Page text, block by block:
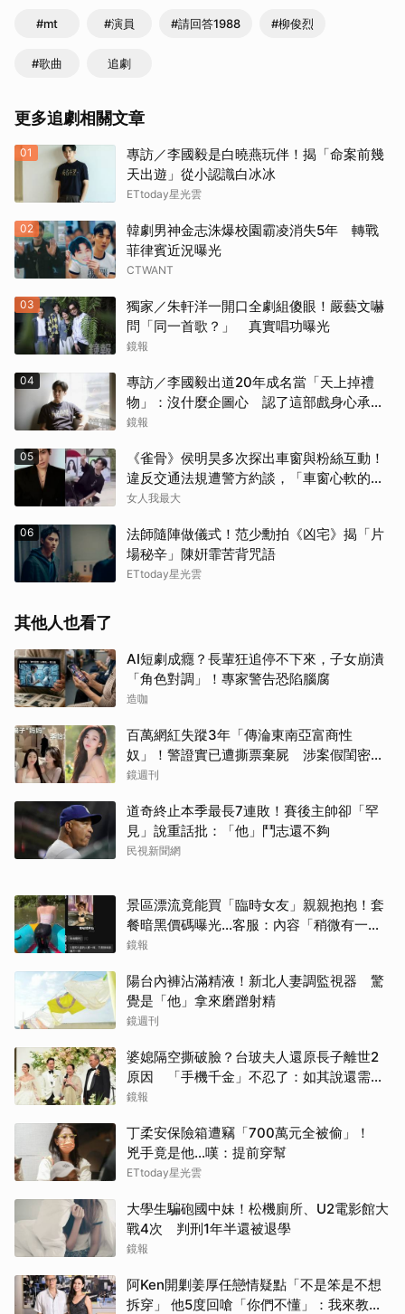
#mt #演員 #請回答1988 #柳俊烈
#歌曲 追劇
更多追劇相關文章
01
專訪／李國毅是白曉燕玩伴！揭「命案前幾
天出遊」從小認識白冰冰
ETtoday星光雲
02
韓劇男神金志洙爆校園霸凌消失5年 轉戰
菲律賓近況曝光
CTWANT
03
獨家／朱軒洋一開口全劇組傻眼！嚴藝文嚇
問「同一首歌？」 真實唱功曝光
鏡報
04
專訪／李國毅出道20年成名當「天上掉禮
物」：沒什麼企圖心 認了這部戲身心承受
壓力最大
鏡報
05
《雀骨》侯明昊多次探出車窗與粉絲互動！
違反交通法規遭警方約談，「車窗心軟的
神」上熱搜
女人我最大
06
法師隨陣做儀式！范少勳拍《凶宅》揭「片
場秘辛」陳姸霏苦背咒語
ETtoday星光雲
其他人也看了
AI短劇成癮？長輩狂追停不下來，子女崩潰
「角色對調」！專家警告恐陷腦腐
造咖
百萬網紅失蹤3年「傳淪東南亞富商性
奴」！警證實已遭撕票棄屍 涉案假閨密近
況曝光
鏡週刊
道奇終止本季最長7連敗！賽後主帥卻「罕
見」說重話批：「他」鬥志還不夠
民視新聞網
景區漂流竟能買「臨時女友」親親抱抱！套
餐暗黑價碼曝光…客服：內容「稍微有一點
尺度」
鏡報
陽台內褲沾滿精液！新北人妻調監視器 驚
覺是「他」拿來磨蹭射精
鏡週刊
婆媳隔空撕破臉？台玻夫人還原長子離世2
原因 「手機千金」不忍了：如其說還需要
離開嗎？
鏡報
丁柔安保險箱遭竊「700萬元全被偷」！
兇手竟是他...嘆：提前穿幫
ETtoday星光雲
大學生騙砲國中妹！松機廁所、U2電影館大
戰4次 判刑1年半還被退學
鏡報
阿Ken開剿姜厚任戀情疑點「不是笨是不想
拆穿」 他5度回嗆「你們不懂」：我來教育